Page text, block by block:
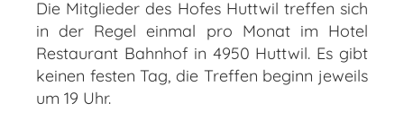
Die Mitglieder des Hofes Huttwil treffen sich
in der Regel einmal pro Monat im Hotel
Restaurant Bahnhof in 4950 Huttwil. Es gibt
keinen festen Tag, die Treffen beginn jeweils
um 19 Uhr.